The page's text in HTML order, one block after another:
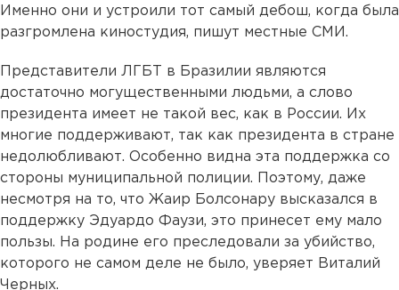
Именно они и устроили тот самый дебош, когда была
разгромлена киностудия, пишут местные СМИ.
Представители ЛГБТ в Бразилии являются
достаточно могущественными людьми, а слово
президента имеет не такой вес, как в России. Их
многие поддерживают, так как президента в стране
недолюбливают. Особенно видна эта поддержка со
стороны муниципальной полиции. Поэтому, даже
несмотря на то, что Жаир Болсонару высказался в
поддержку Эдуардо Фаузи, это принесет ему мало
пользы. На родине его преследовали за убийство,
которого не самом деле не было, уверяет Виталий
Черных.